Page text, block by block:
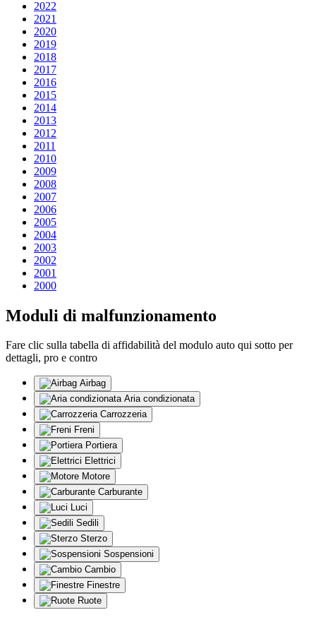
2022
2021
2020
2019
2018
2017
2016
2015
2014
2013
2012
2011
2010
2009
2008
2007
2006
2005
2004
2003
2002
2001
2000
Moduli di malfunzionamento
Fare clic sulla tabella di affidabilità del modulo auto qui sotto per
dettagli, pro e contro
Airbag
Aria condizionata
Carrozzeria
Freni
Portiera
Elettrici
Motore
Carburante
Luci
Sedili
Sterzo
Sospensioni
Cambio
Finestre
Ruote